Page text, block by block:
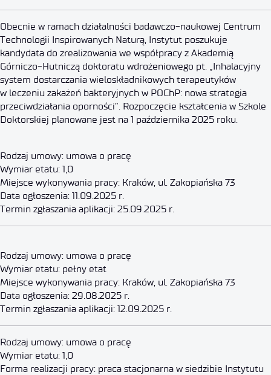
Specjalista ds. Badawczych
25 września 2025
Obecnie w ramach działalności badawczo-naukowej Centrum
Technologii Inspirowanych Naturą, Instytut poszukuje
kandydata do zrealizowania we współpracy z Akademią
Górniczo-Hutniczą doktoratu wdrożeniowego pt. „Inhalacyjny
system dostarczania wieloskładnikowych terapeutyków
w leczeniu zakażeń bakteryjnych w POChP: nowa strategia
przeciwdziałania oporności”. Rozpoczęcie kształcenia w Szkole
Doktorskiej planowane jest na 1 października 2025 roku.
Rodzaj umowy: umowa o pracę
Wymiar etatu: 1,0
Miejsce wykonywania pracy: Kraków, ul. Zakopiańska 73
Data ogłoszenia: 11.09.2025 r.
Termin zgłaszania aplikacji: 25.09.2025 r.
Starszy Specjalista – Archiwista
23 września 2025
Rodzaj umowy: umowa o pracę
Wymiar etatu: pełny etat
Miejsce wykonywania pracy: Kraków, ul. Zakopiańska 73
Data ogłoszenia: 29.08.2025 r.
Termin zgłaszania aplikacji: 12.09.2025 r.
Specjalista ds. IT
22 września 2025
Rodzaj umowy: umowa o pracę
Wymiar etatu: 1,0
Forma realizacji pracy: praca stacjonarna w siedzibie Instytutu